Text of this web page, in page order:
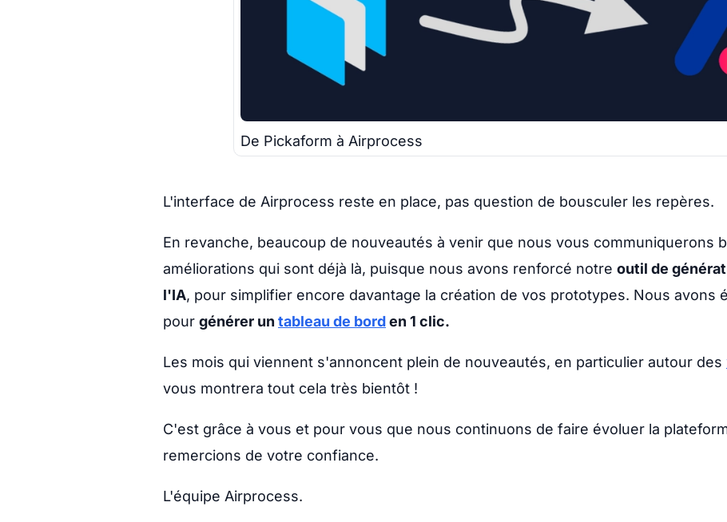
De Pickaform à Airprocess
L'interface de Airprocess reste en place, pas question de bousculer les repères.
En revanche, beaucoup de nouveautés à venir que nous vous communiquerons
améliorations qui sont déjà là, puisque nous avons renforcé notre outil de
l'IA, pour simplifier encore davantage la création de vos prototypes. Nous avons
pour générer un tableau de borden 1 clic.
Les mois qui viennent s'annoncent plein de nouveautés, en particulier autour des
vous montrera tout cela très bientôt !
C'est grâce à vous et pour vous que nous continuons de faire évoluer la
remercions de votre confiance.
L'équipe Airprocess.